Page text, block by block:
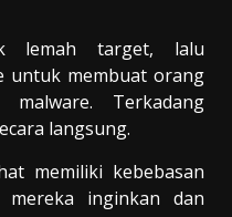
lemah target, lalu
untuk membuat orang
Terkadang
langsung.
memiliki kebebasan
inginkan dan